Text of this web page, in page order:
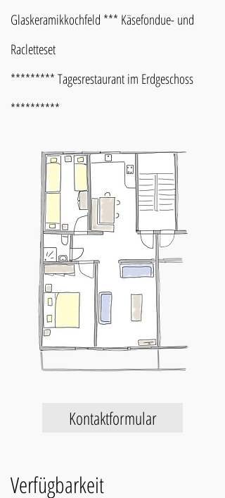
Glaskeramikkochfeld *** Käsefondue- und
Racletteset
********* Tagesrestaurant im Erdgeschoss
**********
Kontaktformular
Verfügbarkeit